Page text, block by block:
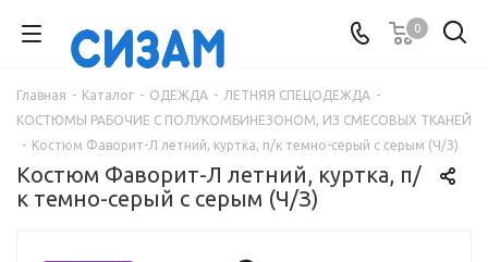
0
Главная - Каталог - ОДЕЖДА - ЛЕТНЯЯ СПЕЦОДЕЖДА -
КОСТЮМЫ РАБОЧИЕ С ПОЛУКОМБИНЕЗОНОМ, ИЗ СМЕСОВЫХ ТКАНЕЙ
- Костюм Фаворит-Л летний, куртка, п/к темно-серый с серым (Ч/З)
Костюм Фаворит-Л летний, куртка, п/
к темно-серый с серым (Ч/З)